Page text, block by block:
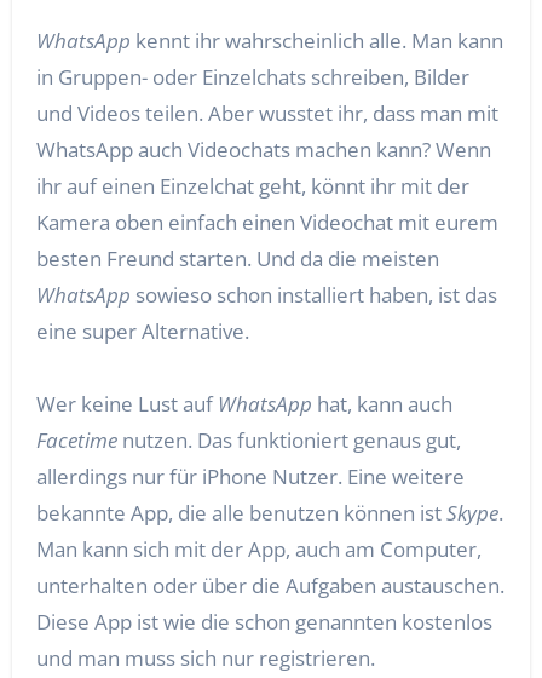
WhatsApp kennt ihr wahrscheinlich alle. Man kann
in Gruppen- oder Einzelchats schreiben, Bilder
und Videos teilen. Aber wusstet ihr, dass man mit
WhatsApp auch Videochats machen kann? Wenn
ihr auf einen Einzelchat geht, könnt ihr mit der
Kamera oben einfach einen Videochat mit eurem
besten Freund starten. Und da die meisten
WhatsApp sowieso schon installiert haben, ist das
eine super Alternative.
Wer keine Lust auf WhatsApp hat, kann auch
Facetime nutzen. Das funktioniert genaus gut,
allerdings nur für iPhone Nutzer. Eine weitere
bekannte App, die alle benutzen können istSkype.
Man kann sich mit der App, auch am Computer,
unterhalten oder über die Aufgaben austauschen.
Diese App ist wie die schon genannten kostenlos
und man muss sich nur registrieren.